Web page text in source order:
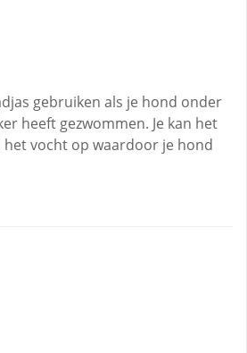
gebruiken als je hond onder
heeft gezwommen. Je kan het
vocht op waardoor je hond